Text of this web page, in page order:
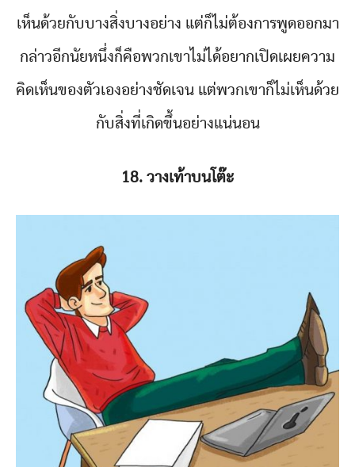
เห็นด้วยกับบางสิ่งบางอย่าง แต่ก็ไม่ต้องการพูดออกมา
กล่าวอีกนัยหนึ่งก็คือพวกเขาไม่ได้อยากเปิดเผยความ
คิดเห็นของตัวเองอย่างชัดเจน แต่พวกเขาก็ไม่เห็นด้วย
กับสิ่งที่เกิดขึ้นอย่างแน่นอน
18. วางเท้าบนโต๊ะ